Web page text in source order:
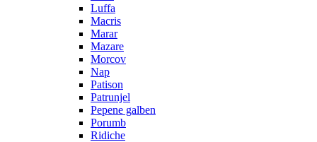
Luffa
Macris
Marar
Mazare
Morcov
Nap
Patison
Patrunjel
Pepene galben
Porumb
Ridiche